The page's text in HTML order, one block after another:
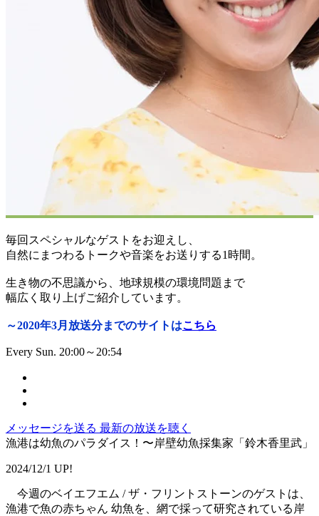
毎回スペシャルなゲストをお迎えし、
自然にまつわるトークや音楽をお送りする1時間。
生き物の不思議から、地球規模の環境問題まで
幅広く取り上げご紹介しています。
～2020年3月放送分までのサイトはこちら
Every Sun. 20:00～20:54
メッセージを送る 最新の放送を聴く
漁港は幼魚のパラダイス！〜岸壁幼魚採集家「鈴木香里武」
2024/12/1 UP!
今週のベイエフエム / ザ・フリントストーンのゲストは、
漁港で魚の赤ちゃん 幼魚を、網で採って研究されている岸